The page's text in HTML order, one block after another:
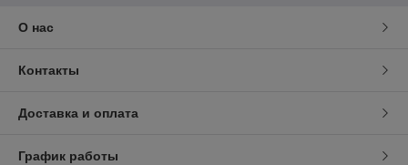
О нас
Контакты
Доставка и оплата
График работы